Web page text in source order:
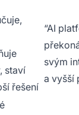
staví
řešení
“AI
svým
a vyšší